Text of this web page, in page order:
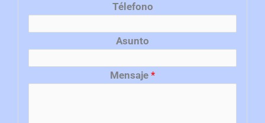
Télefono
Asunto
Mensaje *